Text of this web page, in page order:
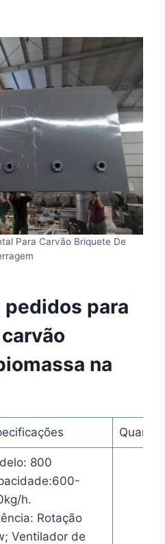
Para Carvão Briquete De
para
na
800
h.
Rotação
Ventilador de